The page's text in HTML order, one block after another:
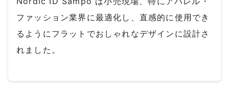
ファッション業界に最適化し、直感的に使用でき
るようにフラットでおしゃれなデザインに設計さ
れました。